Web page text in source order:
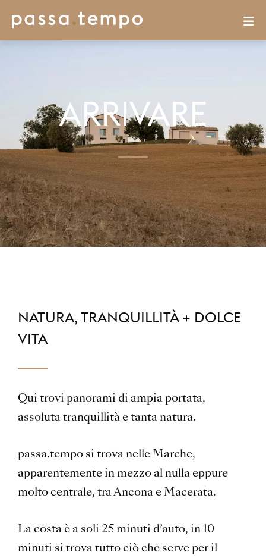
ARRIVARE
NATURA, TRANQUILLITÀ + DOLCE
VITA
Qui trovi panorami di ampia portata,
assoluta tranquillità e tanta natura.
passa.tempo si trova nelle Marche,
apparentemente in mezzo al nulla eppure
molto centrale, tra Ancona e Macerata.
La costa è a soli 25 minuti d’auto, in 10
minuti si trova tutto ciò che serve per il